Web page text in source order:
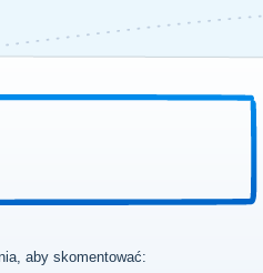
aby skomentować: